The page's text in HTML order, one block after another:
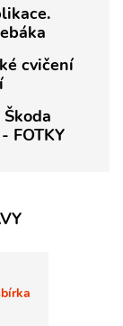
cvičení
FOTKY